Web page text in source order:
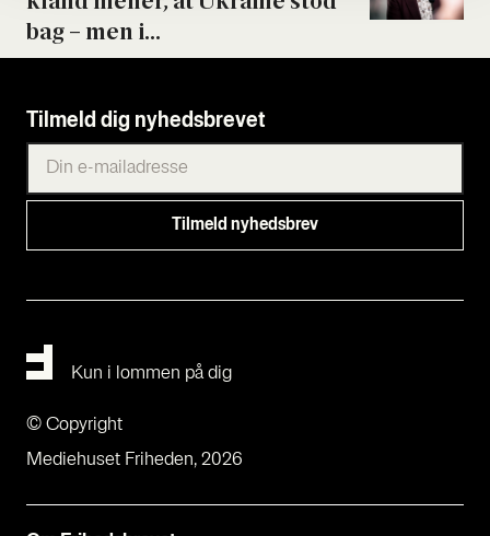
bag – men i...
Tilmeld dig nyhedsbrevet
Kun i lommen på dig
Mediehuset Friheden, 2026
© Copyright